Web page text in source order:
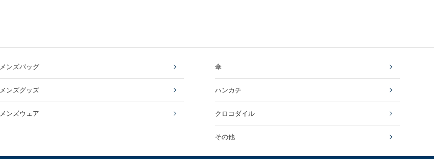
メンズバッグ
メンズグッズ
メンズウェア
傘
ハンカチ
クロコダイル
その他